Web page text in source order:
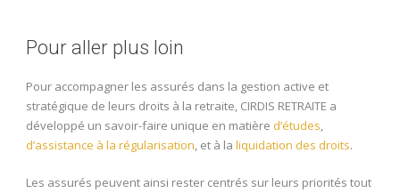
Pour aller plus loin
Pour accompagner les assurés dans la gestion active et
stratégique de leurs droits à la retraite, CIRDIS RETRAITE a
développé un savoir-faire unique en matière d’études,
d’assistance à la régularisation, et à la liquidation des droits.
Les assurés peuvent ainsi rester centrés sur leurs priorités tout